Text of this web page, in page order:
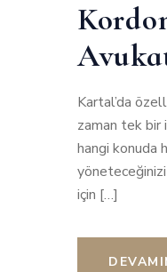
Kartal’da
zaman tek bir
hangi konuda
için […]